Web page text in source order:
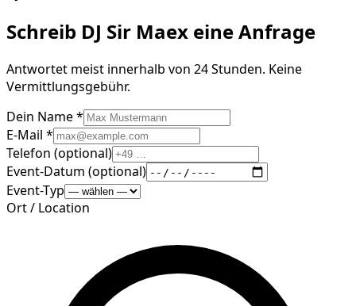
Schreib DJ Sir Maex eine Anfrage
Antwortet meist innerhalb von 24 Stunden. Keine
Vermittlungsgebühr.
Dein Name *
E-Mail *
Telefon (optional)
Event-Datum (optional)
Event-Typ
Ort / Location